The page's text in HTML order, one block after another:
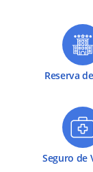
Reserva
Seguro de